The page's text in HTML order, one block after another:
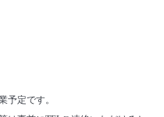
予定です。